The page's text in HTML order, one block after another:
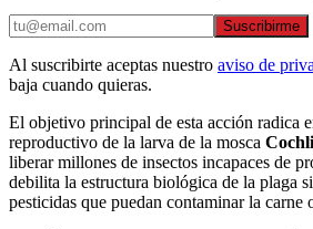
Suscribirme
Al suscribirte aceptas nuestro aviso de
baja cuando quieras.
El objetivo principal de esta acción radica
reproductivo de la larva de la mosca
liberar millones de insectos incapaces de
debilita la estructura biológica de la plaga
pesticidas que puedan contaminar la carne